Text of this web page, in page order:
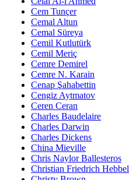
Cem Tunçer
Cemal Altun
Cemal Süreya
Cemil Kutlutürk
Cemil Meriç
Cemre Demirel
Cemre N. Karain
Cenap Şahabettin
Cengiz Aytmatov
Ceren Ceran
Charles Baudelaire
Charles Darwin
Charles Dickens
China Mieville
Chris Naylor Ballesteros
Christian Friedrich Hebbel